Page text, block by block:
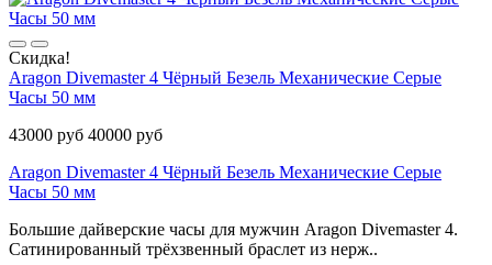
Скидка!
Aragon Divemaster 4 Чёрный Безель Механические Серые
Часы 50 мм
43000 руб 40000 руб
Aragon Divemaster 4 Чёрный Безель Механические Серые
Часы 50 мм
Большие дайверские часы для мужчин Aragon Divemaster 4.
Сатинированный трёхзвенный браслет из нерж..